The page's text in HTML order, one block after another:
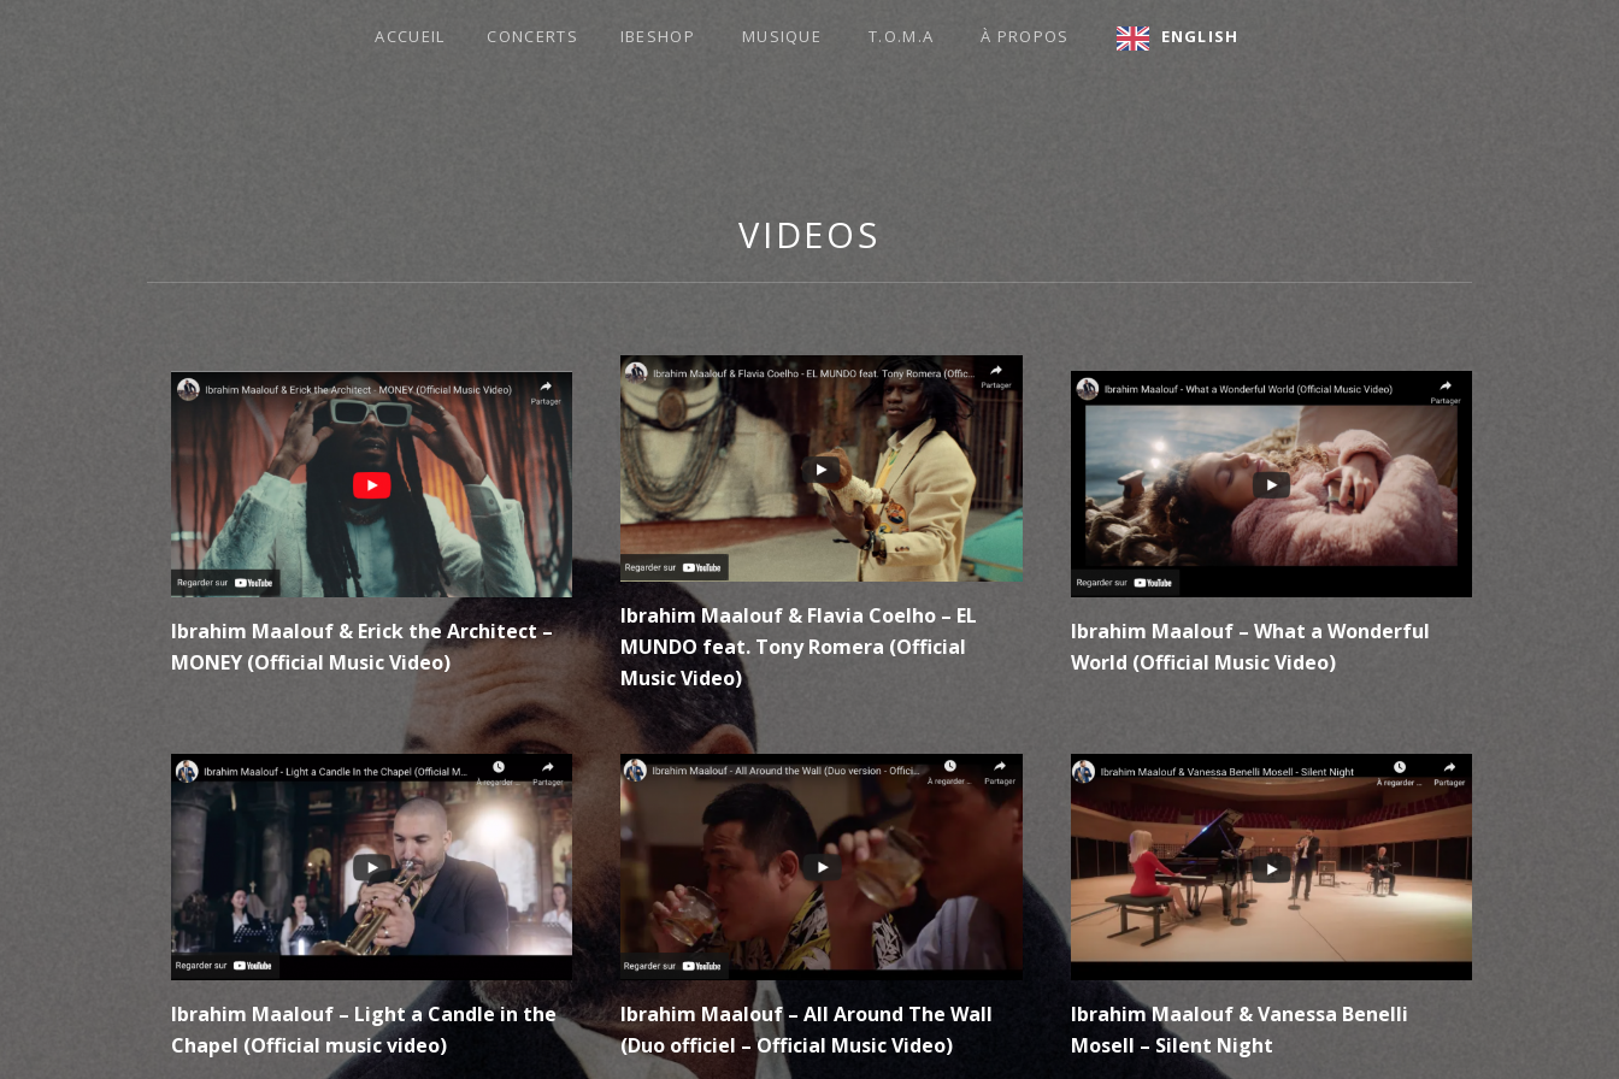
ACCUEIL CONCERTS IBESHOP MUSIQUE T.O.M.A À PROPOS ENGLISH
VIDEOS
Ibrahim Maalouf & Erick the Architect –
MONEY (Official Music Video)
Ibrahim Maalouf & Flavia Coelho – EL
MUNDO feat. Tony Romera (Official
Music Video)
Ibrahim Maalouf – What a Wonderful
World (Official Music Video)
Ibrahim Maalouf – Light a Candle in the
Chapel (Official music video)
Ibrahim Maalouf – All Around The Wall
(Duo officiel – Official Music Video)
Ibrahim Maalouf & Vanessa Benelli
Mosell – Silent Night